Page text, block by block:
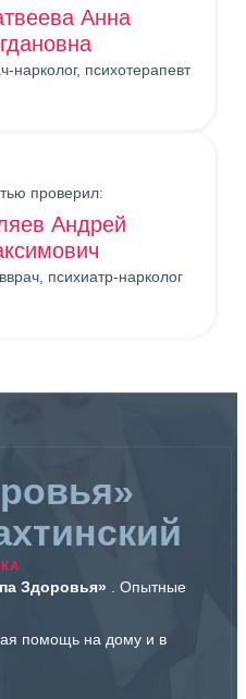
Анна
нарколог, психотерапевт
проверил:
Андрей
психиатр-нарколог
Здоровья» . Опытные
помощь на дому и в